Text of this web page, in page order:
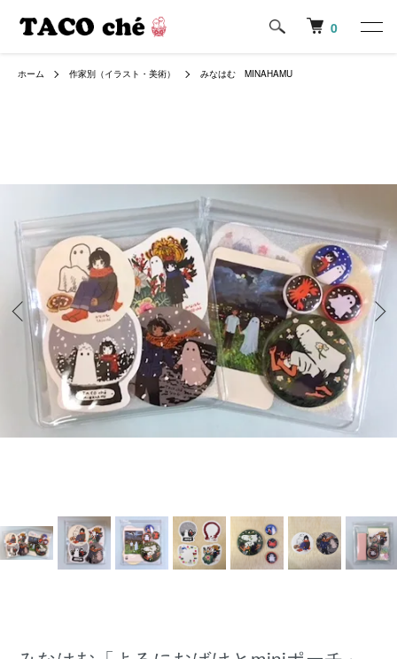
0
ホーム 作家別（イラスト・美術） みなはむ MINAHAMU